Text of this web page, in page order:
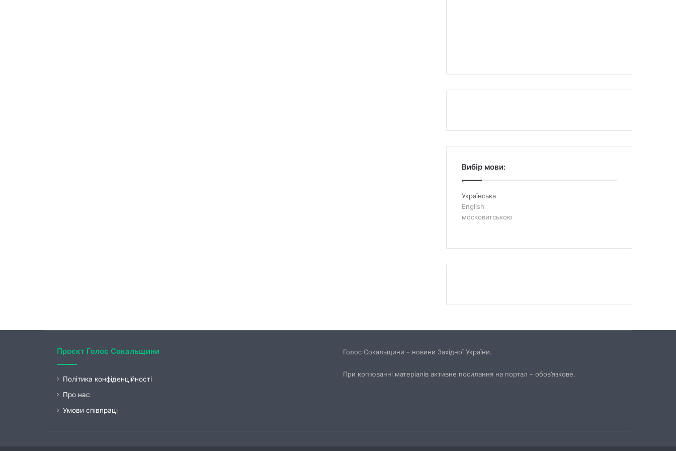
Вибір мови:
Українська
English
московитською
Проєкт Голос Сокальщини
Політика конфіденційності
Про нас
Умови співпраці
Голос Сокальщини – новини Західної України.
При копіюванні матеріалів активне посилання на портал – обов’язкове.